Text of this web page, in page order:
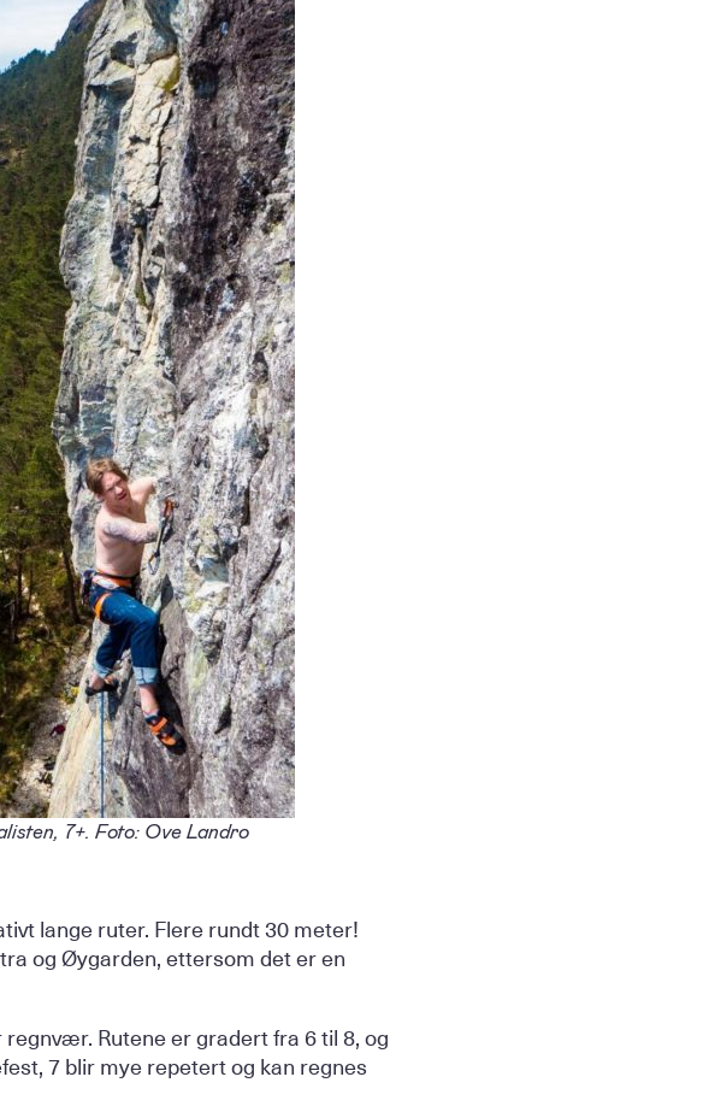
7+. Foto: Ove Landro
lange ruter. Flere rundt 30 meter!
og Øygarden, ettersom det er en
Rutene er gradert fra 6 til 8, og
7 blir mye repetert og kan regnes